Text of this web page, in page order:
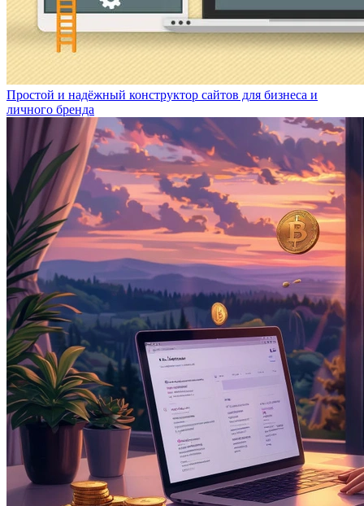
Простой и надёжный конструктор сайтов для бизнеса и
личного бренда